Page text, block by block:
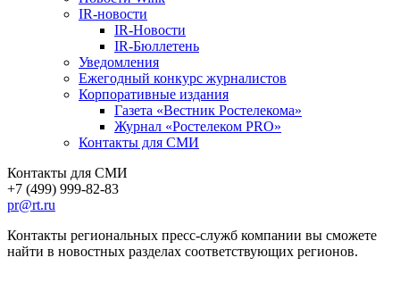
IR-новости
IR-Новости
IR-Бюллетень
Уведомления
Ежегодный конкурс журналистов
Корпоративные издания
Газета «Вестник Ростелекома»
Журнал «Ростелеком PRO»
Контакты для СМИ
Контакты для СМИ
+7 (499) 999-82-83
pr@rt.ru
Контакты региональных пресс-служб компании вы сможете
найти в новостных разделах соответствующих регионов.